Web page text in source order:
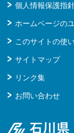
個人情報保護指
ホームページの
このサイトの使
サイトマップ
リンク集
お問い合わせ
石川県